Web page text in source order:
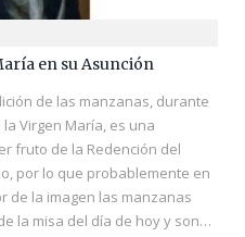
en su Asunción
de las manzanas, durante
Virgen María, es una
fruto de la Redención del
por lo que probablemente en
de la imagen las manzanas
la misa del día de hoy y son…